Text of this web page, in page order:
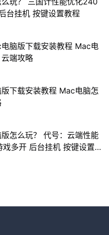
台挂机 按键设置教程
脑版下载安装教程 Mac电
端攻略
下载安装教程 Mac电脑怎
怎么玩？ 代号：云端性能
多开 后台挂机 按键设置